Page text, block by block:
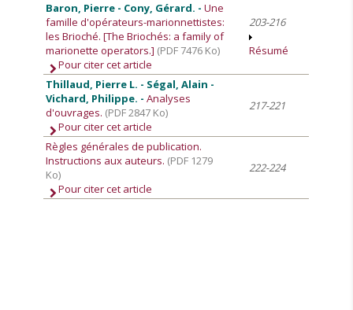
Baron, Pierre - Cony, Gérard. -Une
famille d'opérateurs-marionnettistes:
les Brioché. [The Briochés: a family of
marionette operators.] (PDF 7476 Ko)
Pour citer cet article
203-216
Résumé
Thillaud, Pierre L. - Ségal, Alain -
Vichard, Philippe. -Analyses
d'ouvrages. (PDF 2847 Ko)
Pour citer cet article
217-221
Règles générales de publication.
Instructions aux auteurs. (PDF 1279
Ko)
Pour citer cet article
222-224